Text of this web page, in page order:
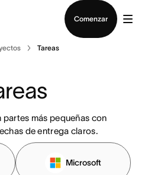
Comenzar
Tareas
partes más pequeñas con
de entrega claros.
Microsoft